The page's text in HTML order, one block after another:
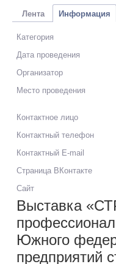
Лента Информация
Категория
Дата проведения
Организатор
Место проведения
Контактное лицо
Контактный телефон
Контактный E-mail
Страница ВКонтакте
Сайт
Выставка
Южного
предприятий